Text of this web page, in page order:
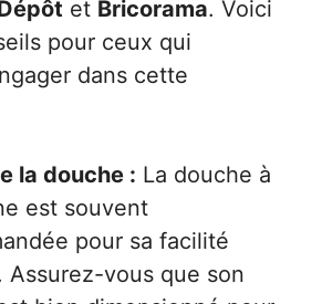
et Bricorama. Voici
pour ceux qui
dans cette
la douche : La douche à
est souvent
pour sa facilité
Assurez-vous que son